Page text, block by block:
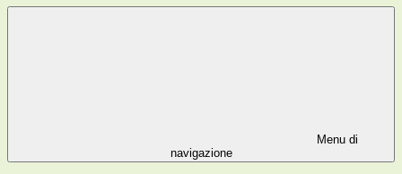
Menu di
navigazione